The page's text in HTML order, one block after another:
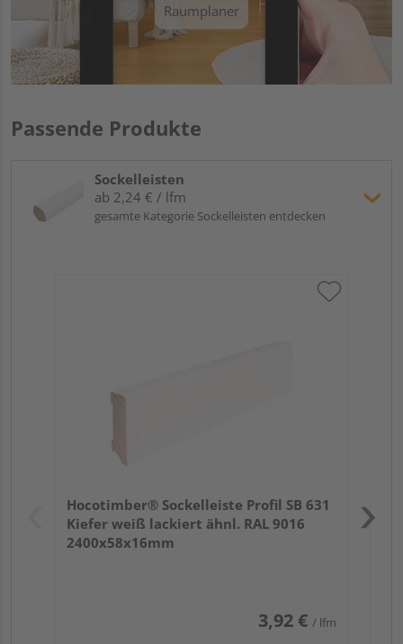
Raumplaner
Passende Produkte
Sockelleisten
ab 2,24 € / lfm
gesamte Kategorie Sockelleisten entdecken
Hocotimber® Sockelleiste Profil SB 631
Kiefer weiß lackiert ähnl. RAL 9016
2400x58x16mm
3,92 € / lfm